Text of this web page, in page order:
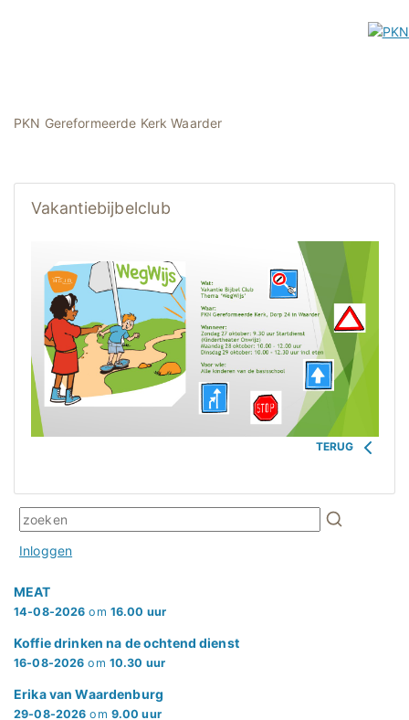
PKN Gereformeerde Kerk Waarder
Vakantiebijbelclub
TERUG
Inloggen
MEAT
14-08-2026 om 16.00 uur
Koffie drinken na de ochtend dienst
16-08-2026 om 10.30 uur
Erika van Waardenburg
29-08-2026 om 9.00 uur